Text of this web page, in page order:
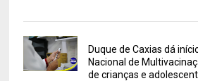
Duque de Caxias dá
Nacional de
de crianças e